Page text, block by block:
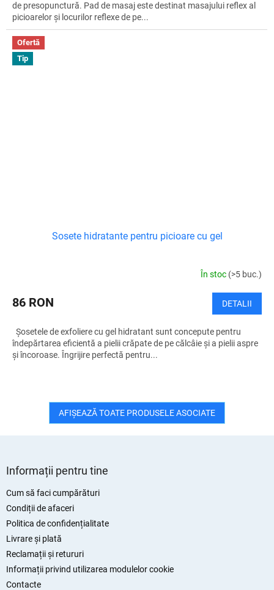
de presopunctură. Pad de masaj este destinat masajului reflex al
picioarelor și locurilor reflexe de pe...
Ofertă
Tip
Sosete hidratante pentru picioare cu gel
În stoc (>5 buc.)
86 RON DETALII
Șosetele de exfoliere cu gel hidratant sunt concepute pentru
îndepărtarea eficientă a pielii crăpate de pe călcâie și a pielii aspre
și încoroase. Îngrijire perfectă pentru...
AFIŞEAZĂ TOATE PRODUSELE ASOCIATE
Informații pentru tine
Cum să faci cumpărături
Condiții de afaceri
Politica de confidențialitate
Livrare și plată
Reclamații și retururi
Informații privind utilizarea modulelor cookie
Contacte